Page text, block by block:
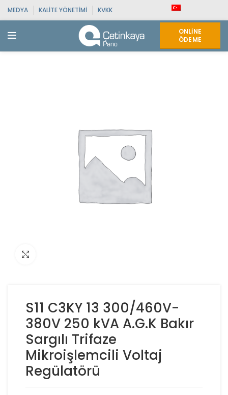
MEDYA KALITE YÖNETIMI KVKK
ONLINE
ÖDEME
S11 C3KY 13 300/460V-
380V 250 kVA A.G.K Bakır
Sargılı Trifaze
Mikroişlemcili Voltaj
Regülatörü